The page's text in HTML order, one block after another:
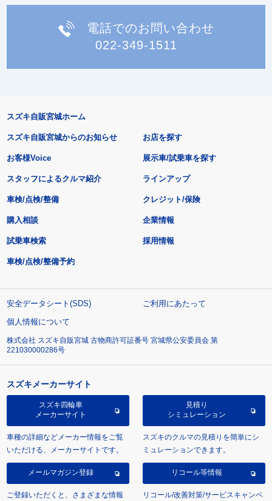
電話でのお問い合わせ
022-349-1511
スズキ自販宮城ホーム
スズキ自販宮城からのお知らせ
お客様Voice
スタッフによるクルマ紹介
お店を探す
展示車/試乗車を探す
ラインアップ
車検/点検/整備 クレジット/保険
購入相談
試乗車検索
車検/点検/整備予約
企業情報
採用情報
安全データシート(SDS)
ご利用にあたって
個人情報について
株式会社 スズキ自販宮城 古物商許可証番号 宮城県公安委員会 第
221030000286号
スズキメーカーサイト
スズキ四輪車
メーカーサイト
車種の詳細などメーカー情報をご覧
いただける、メーカーサイトです。
見積り
シミュレーション
スズキのクルマの見積りを簡単にシ
ミュレーションできます。
メールマガジン登録
ご登録いただくと、さまざまな情報
リコール等情報
リコール/改善対策/サービスキャンペ